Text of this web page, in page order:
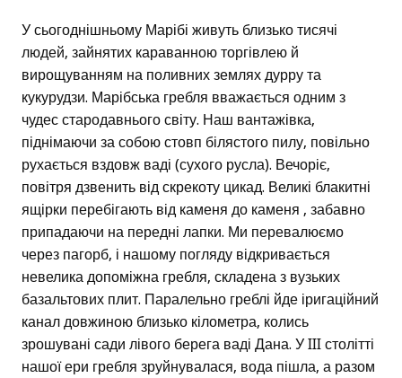
У сьогоднішньому Марібі живуть близько тисячі
людей, зайнятих караванною торгівлею й
вирощуванням на поливних землях дурру та
кукурудзи. Марібська гребля вважається одним з
чудес стародавнього світу. Наш вантажівка,
піднімаючи за собою стовп білястого пилу, повільно
рухається вздовж ваді (сухого русла). Вечоріє,
повітря дзвенить від скрекоту цикад. Великі блакитні
ящірки перебігають від каменя до каменя , забавно
припадаючи на передні лапки. Ми перевалюємо
через пагорб, і нашому погляду відкривається
невелика допоміжна гребля, складена з вузьких
базальтових плит. Паралельно греблі йде іригаційний
канал довжиною близько кілометра, колись
зрошувані сади лівого берега ваді Дана. У III столітті
нашої ери гребля зруйнувалася, вода пішла, а разом